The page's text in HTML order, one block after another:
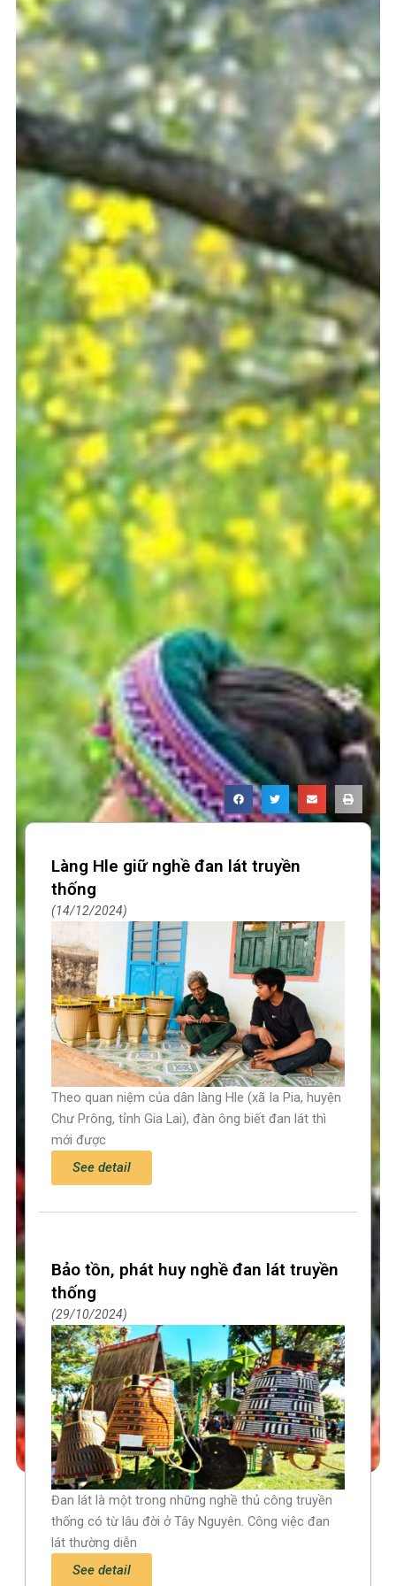
Làng Hle giữ nghề đan lát truyền
thống
14/12/2024
Theo quan niệm của dân làng Hle (xã Ia Pia, huyện
Chư Prông, tỉnh Gia Lai), đàn ông biết đan lát thì
mới được
See detail
Bảo tồn, phát huy nghề đan lát truyền
thống
29/10/2024
Đan lát là một trong những nghề thủ công truyền
thống có từ lâu đời ở Tây Nguyên. Công việc đan
lát thường diễn
See detail